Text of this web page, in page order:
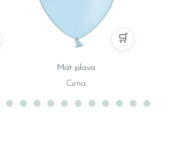
🛒
Mat plava
Cena: